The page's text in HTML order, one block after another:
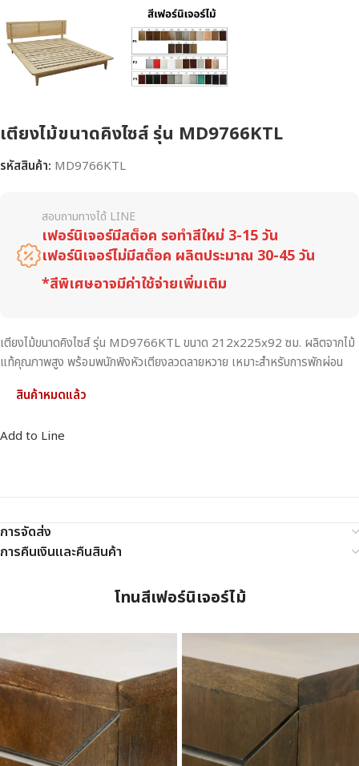
เตียงไม้ขนาดคิงไซส์ รุ่น MD9766KTL
รหัสสินค้า: MD9766KTL
สอบถามทางได้ LINE
เฟอร์นิเจอร์มีสต็อค รอทำสีใหม่ 3-15 วัน
เฟอร์นิเจอร์ไม่มีสต็อค ผลิตประมาณ 30-45 วัน
*สีพิเศษอาจมีค่าใช้จ่ายเพิ่มเติม
เตียงไม้ขนาดคิงไซส์ รุ่น MD9766KTL ขนาด 212x225x92 ซม. ผลิตจากไม้
แท้คุณภาพสูง พร้อมพนักพิงหัวเตียงลวดลายหวาย เหมาะสำหรับการพักผ่อน
สินค้าหมดแล้ว
Add to Line
การจัดส่ง
การคืนเงินและคืนสินค้า
โทนสีเฟอร์นิเจอร์ไม้